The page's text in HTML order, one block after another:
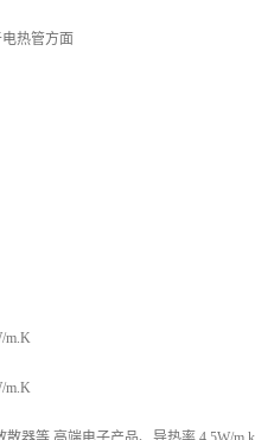
热管方面
m.K
m.K